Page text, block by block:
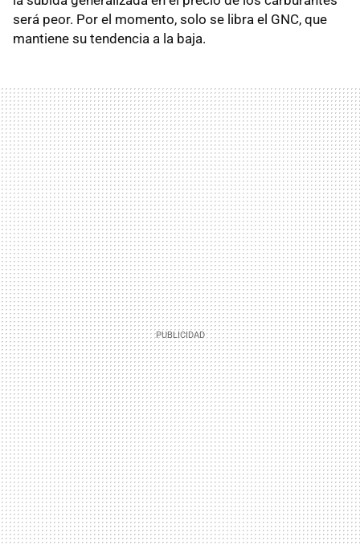
será peor. Por el momento, solo se libra el GNC, que
mantiene su tendencia a la baja.